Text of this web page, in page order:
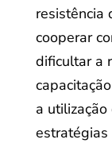
resistência
cooperar
dificultar a
a
estratégias